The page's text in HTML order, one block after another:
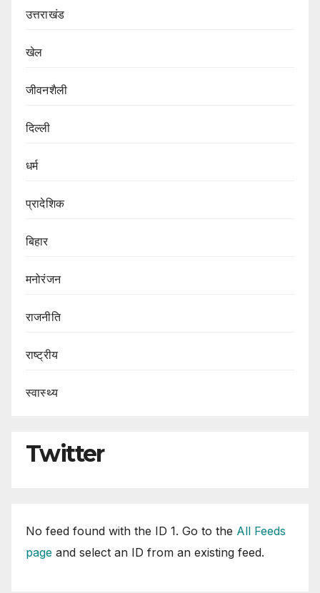
उत्तराखंड
खेल
जीवनशैली
दिल्ली
धर्म
प्रादेशिक
बिहार
मनोरंजन
राजनीति
राष्ट्रीय
स्वास्थ्य
Twitter
No feed found with the ID 1. Go to the All Feeds
page and select an ID from an existing feed.